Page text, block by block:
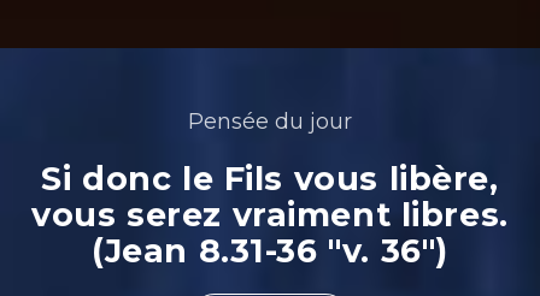
Pensée du jour
Si donc le Fils vous libère,
vous serez vraiment libres.
(Jean 8.31-36 "v. 36")